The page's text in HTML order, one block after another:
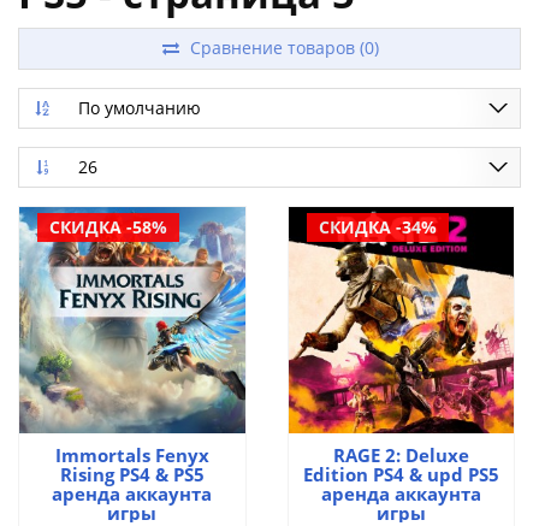
Сравнение товаров (0)
По умолчанию
26
СКИДКА -58%
Immortals Fenyx
Rising PS4 & PS5
аренда аккаунта
игры
СКИДКА -34%
RAGE 2: Deluxe
Edition PS4 & upd PS5
аренда аккаунта
игры